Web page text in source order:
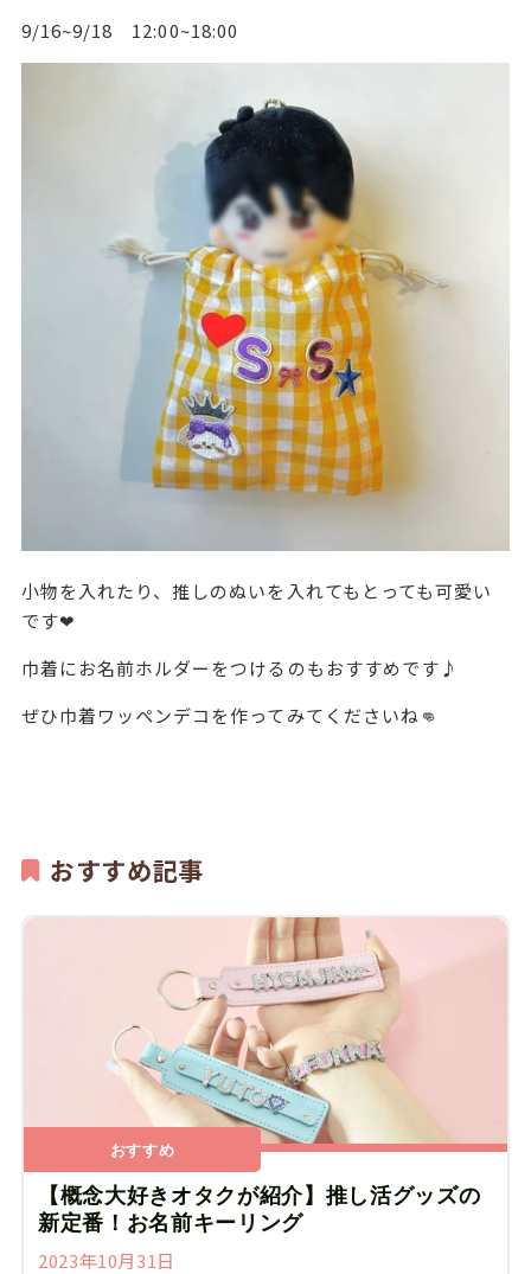
9/16~9/18 12:00~18:00
小物を入れたり、推しのぬいを入れてもとっても可愛い
です❤
巾着にお名前ホルダーをつけるのもおすすめです♪
ぜひ巾着ワッペンデコを作ってみてくださいね👊
おすすめ記事
おすすめ
【概念大好きオタクが紹介】推し活グッズの
新定番！お名前キーリング
2023年10月31日